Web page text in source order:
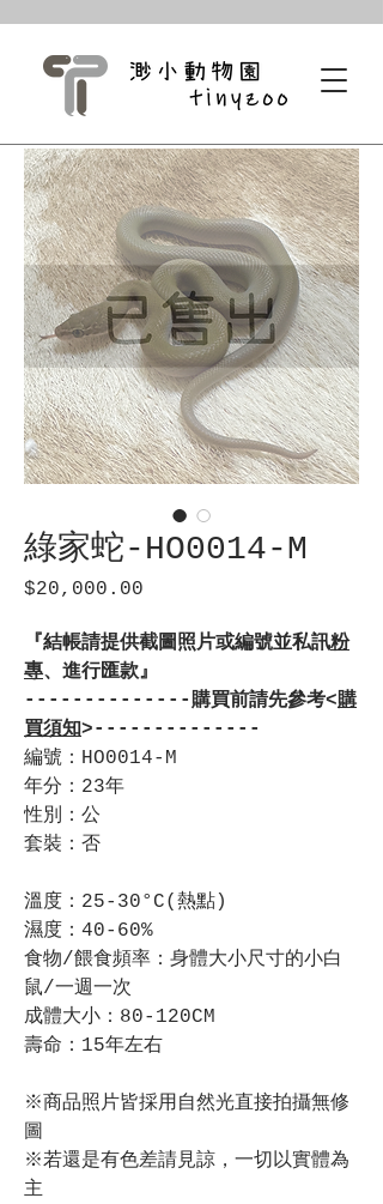
綠家蛇-HO0014-M
$20,000.00
『結帳請提供截圖照片或編號並私訊粉
專、進行匯款』
--------------購買前請先參考<購
買須知>--------------
編號：HO0014-M
年分：23年
性別：公
套裝：否
溫度：25-30°C(熱點)
濕度：40-60%
食物/餵食頻率：身體大小尺寸的小白
鼠/一週一次
成體大小：80-120CM
壽命：15年左右
※商品照片皆採用自然光直接拍攝無修
圖
※若還是有色差請見諒，一切以實體為
主